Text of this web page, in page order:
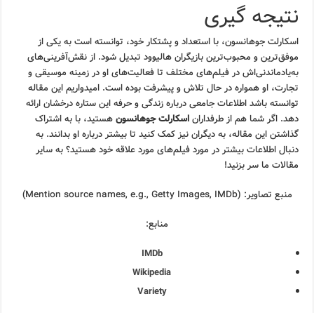
نتیجه گیری
اسکارلت جوهانسون، با استعداد و پشتکار خود، توانسته است به یکی از
موفق‌ترین و محبوب‌ترین بازیگران هالیوود تبدیل شود. از نقش‌آفرینی‌های
به‌یادماندنی‌اش در فیلم‌های مختلف تا فعالیت‌های او در زمینه موسیقی و
تجارت، او همواره در حال تلاش و پیشرفت بوده است. امیدواریم این مقاله
توانسته باشد اطلاعات جامعی درباره زندگی و حرفه این ستاره درخشان ارائه
دهد. اگر شما هم از طرفداراناسکارلت جوهانسونهستید، با به اشتراک
گذاشتن این مقاله، به دیگران نیز کمک کنید تا بیشتر درباره او بدانند. به
دنبال اطلاعات بیشتر در مورد فیلم‌های مورد علاقه خود هستید؟ به سایر
مقالات ما سر بزنید!
منبع تصاویر: (Mention source names, e.g., Getty Images, IMDb)
منابع:
IMDb
Wikipedia
Variety